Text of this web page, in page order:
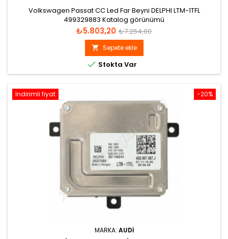
Volkswagen Passat CC Led Far Beyni DELPHI LTM-1TFL
499329883 Katalog görünümü
Fiyat
₺5.803,20 Normal
fiyat
₺7.254,00
 Sepete ekle
 Stokta Var
-20%
İndirimli fiyat
MARKA: AUDI